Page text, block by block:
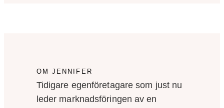
OM JENNIFER
Tidigare egenföretagare som just nu
leder marknadsföringen av en